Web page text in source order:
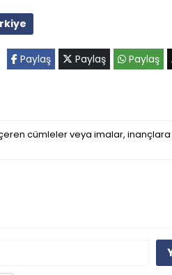
Paylaş Paylaş Paylaş
cümleler veya imalar, inançlara